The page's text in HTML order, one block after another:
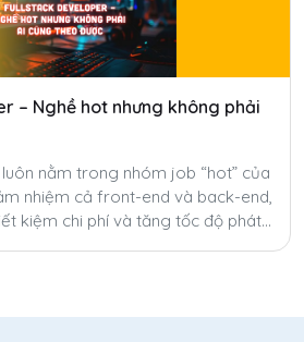
– Nghề hot nhưng không phải
nằm trong nhóm job “hot” của
nhiệm cả front-end và back-end,
kiệm chi phí và tăng tốc độ phát